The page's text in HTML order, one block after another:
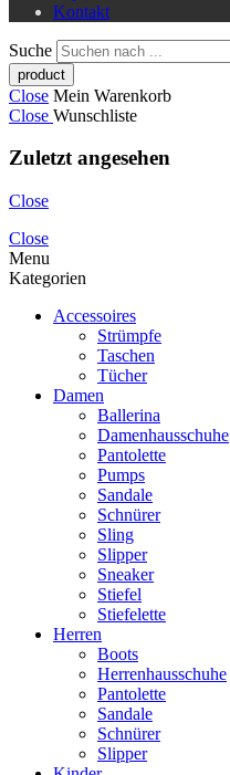
Kontakt
Suche
Close Mein Warenkorb
Close Wunschliste
Zuletzt angesehen
Close
Close
Menu
Kategorien
Accessoires
Strümpfe
Taschen
Tücher
Damen
Ballerina
Damenhausschuhe
Pantolette
Pumps
Sandale
Schnürer
Sling
Slipper
Sneaker
Stiefel
Stiefelette
Herren
Boots
Herrenhausschuhe
Pantolette
Sandale
Schnürer
Slipper